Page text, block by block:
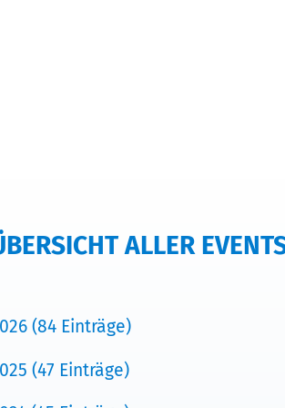
ALLER
(84 Einträge)
(47 Einträge)